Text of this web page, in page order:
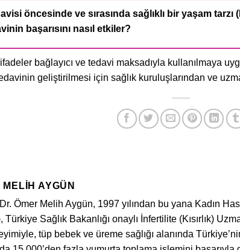
öncesinde ve sırasında sağlıklı bir yaşam
başarısını nasıl etkiler?
bağlayıcı ve tedavi maksadıyla kullanılmaya
geliştirilmesi için sağlık kuruluşlarından ve
MELIH AYGÜN
Ömer Melih Aygün, 1997 yılından bu yana Kadın
Türkiye Sağlık Bakanlığı onaylı İnfertilite (Kısırlık)
tüp bebek ve üreme sağlığı alanında